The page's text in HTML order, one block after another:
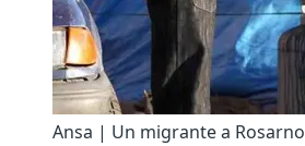
Ansa | Un migrante a Rosarno